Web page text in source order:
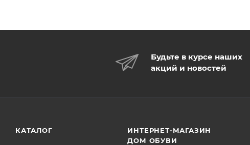
Будьте в курсе наших
акций и новостей
КАТАЛОГ
ИНТЕРНЕТ-МАГАЗИН
ДОМ ОБУВИ